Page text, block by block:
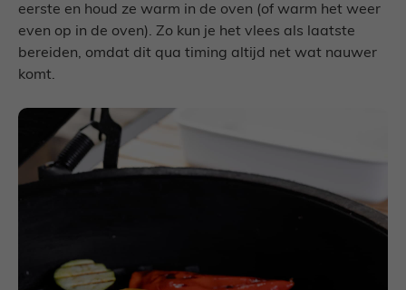
eerste en houd ze warm in de oven (of warm het weer
even op in de oven). Zo kun je het vlees als laatste
bereiden, omdat dit qua timing altijd net wat nauwer
komt.